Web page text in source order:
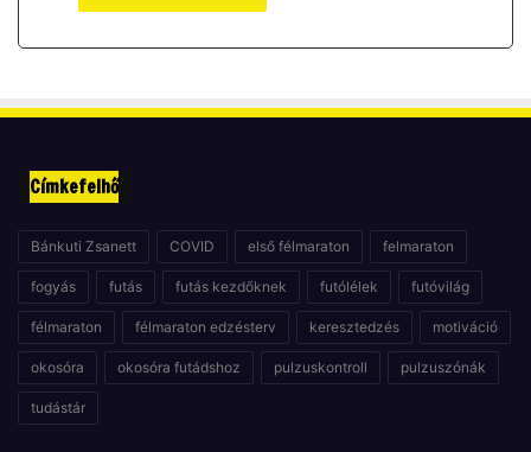
Címkefelhő
Bánkuti Zsanett COVID első félmaraton felmaraton
fogyás futás futás kezdőknek futólélek futóvilág
félmaraton félmaraton edzésterv keresztedzés motiváció
okosóra okosóra futádshoz pulzuskontroll pulzuszónák
tudástár